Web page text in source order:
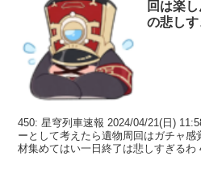
回は楽
の悲し
450: 星穹列車速報 2024/04/21(日)
ーとして考えたら遺物周回はガチャ
材集めてはい一日終了は悲しすぎる